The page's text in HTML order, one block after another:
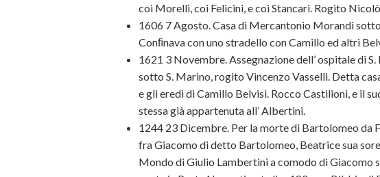
coi Morelli, coi Felicini, e coi Stancari. Rogito
1606 7 Agosto. Casa di Mercantonio Morandi
Conﬁnava con uno stradello con Camillo ed altri
1621 3 Novembre. Assegnazione dell’ ospitale di
sotto S. Marino, rogito Vincenzo Vasselli. Detta
e gli eredi di Camillo Belvisi. Rocco Castilioni, e il
stessa già appartenuta all’ Albertini.
1244 23 Dicembre. Per la morte di Bartolomeo da
fra Giacomo di detto Bartolomeo, Beatrice sua
Mondo di Giulio Lambertini a comodo di Giacomo